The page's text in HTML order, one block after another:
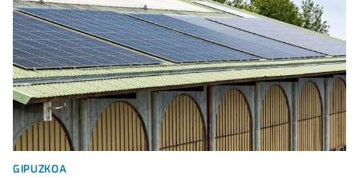
GIPUZKOA